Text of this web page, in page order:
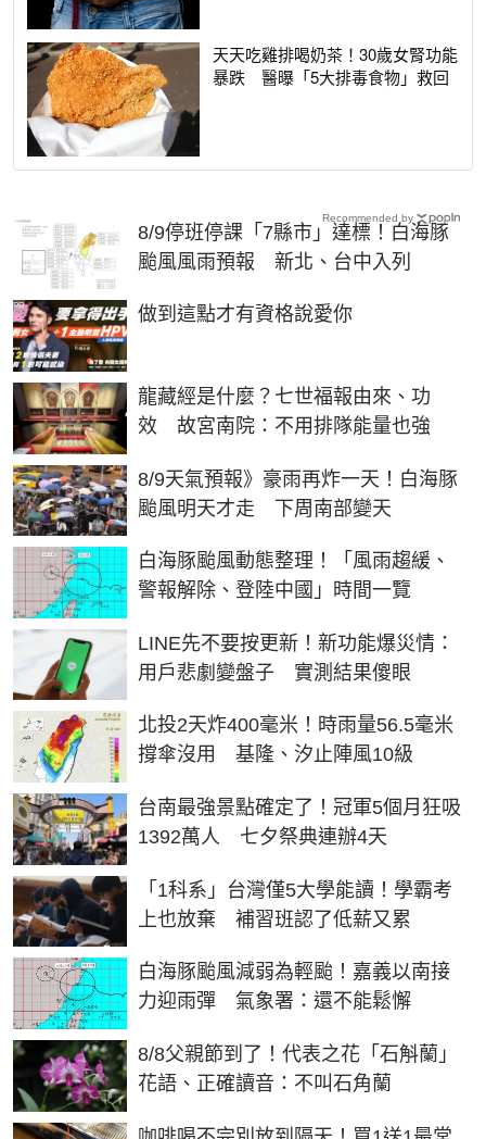
天天吃雞排喝奶茶！30歲女腎功能
暴跌 醫曝「5大排毒食物」救回
8/9停班停課「7縣市」達標！白海豚
颱風風雨預報 新北、台中入列
做到這點才有資格說愛你
PR
龍藏經是什麼？七世福報由來、功
效 故宮南院：不用排隊能量也強
8/9天氣預報》豪雨再炸一天！白海豚
颱風明天才走 下周南部變天
白海豚颱風動態整理！「風雨趨緩、
警報解除、登陸中國」時間一覽
LINE先不要按更新！新功能爆災情：
用戶悲劇變盤子 實測結果傻眼
北投2天炸400毫米！時雨量56.5毫米
撐傘沒用 基隆、汐止陣風10級
台南最強景點確定了！冠軍5個月狂吸
1392萬人 七夕祭典連辦4天
「1科系」台灣僅5大學能讀！學霸考
上也放棄 補習班認了低薪又累
白海豚颱風減弱為輕颱！嘉義以南接
力迎雨彈 氣象署：還不能鬆懈
8/8父親節到了！代表之花「石斛蘭」
花語、正確讀音：不叫石角蘭
Recommended by